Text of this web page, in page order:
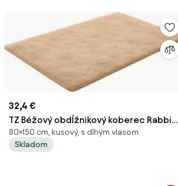
32,4 €
TZ Béžový obdĺžnikový koberec Rabbit
Rozmer: 80x150 cm
80×150 cm, kusový, s dlhým vlasom
Skladom